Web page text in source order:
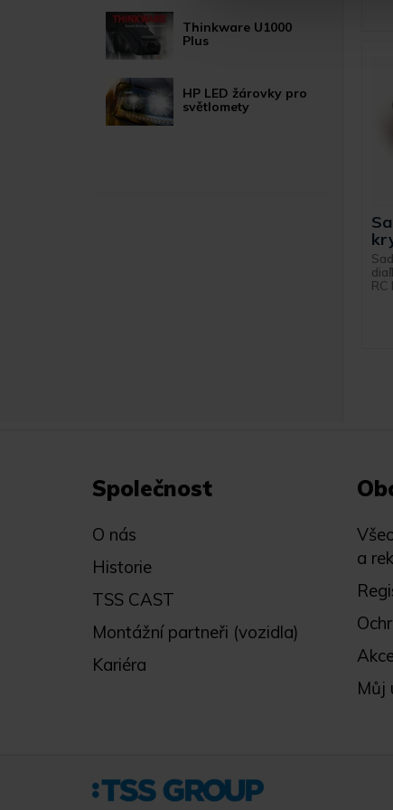
Thinkware U1000
Plus
HP LED žárovky pro
světlomety
RC
Společnost
O nás
Historie
TSS CAST
Montážní partneři (vozidla)
Kariéra
a
Můj